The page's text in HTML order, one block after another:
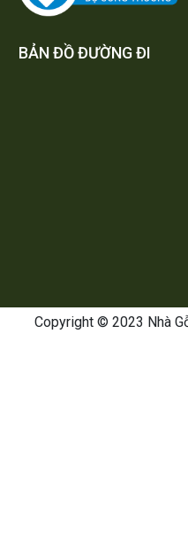
BẢN ĐỒ ĐƯỜNG ĐI
Copyright © 2023 Nhà